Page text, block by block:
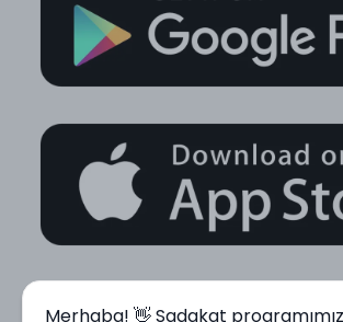
Merhaba! 👋 Sadakat